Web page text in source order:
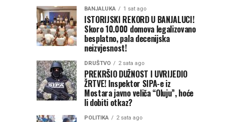
BANJALUKA 1 sat ago
ISTORIJSKI REKORD U BANJALUCI!
Skoro 10.000 domova legalizovano
besplatno, pala decenijska
neizvjesnost!
DRUŠTVO 2 sata ago
PREKRŠIO DUŽNOST I UVRIJEDIO
ŽRTVE! Inspektor SIPA-e iz
Mostara javno veliča “Oluju”, hoće
li dobiti otkaz?
POLITIKA 2 sata ago